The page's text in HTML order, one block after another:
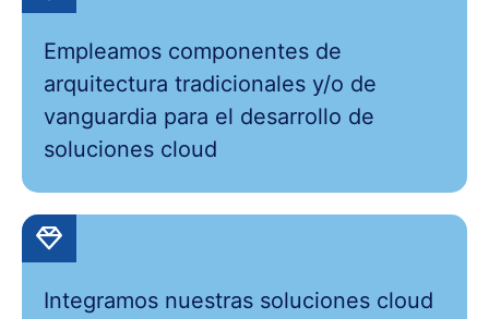
Empleamos componentes de
arquitectura tradicionales y/o de
vanguardia para el desarrollo de
soluciones cloud
Integramos nuestras soluciones cloud